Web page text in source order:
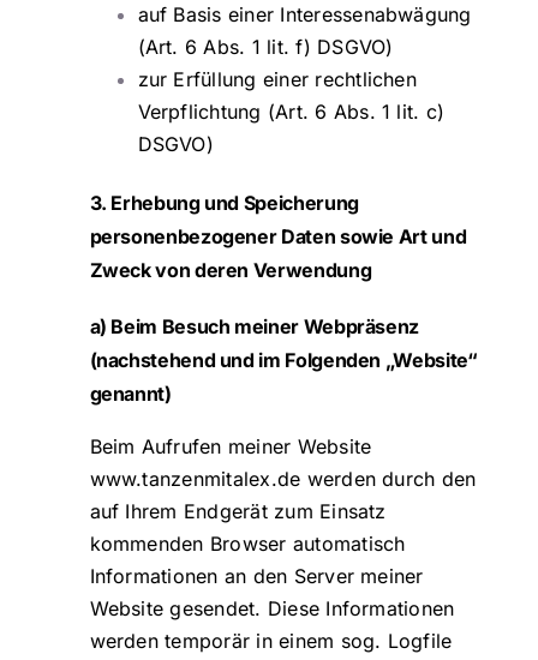
auf Basis einer Interessenabwägung
(Art. 6 Abs. 1 lit. f) DSGVO)
zur Erfüllung einer rechtlichen
Verpflichtung (Art. 6 Abs. 1 lit. c)
DSGVO)
3. Erhebung und Speicherung
personenbezogener Daten sowie Art und
Zweck von deren Verwendung
a) Beim Besuch meiner Webpräsenz
(nachstehend und im Folgenden „Website“
genannt)
Beim Aufrufen meiner Website
www.tanzenmitalex.de werden durch den
auf Ihrem Endgerät zum Einsatz
kommenden Browser automatisch
Informationen an den Server meiner
Website gesendet. Diese Informationen
werden temporär in einem sog. Logfile